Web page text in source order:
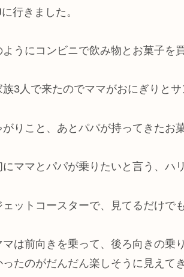
行きました。
ようにコンビニで飲み物とお菓子を
族3人で来たのでママがおにぎりと
がりこと、あとパパが持ってきたお
にママとパパが乗りたいと言う、ハ
ェットコースターで、見てるだけで
マは前向きを乗って、後ろ向きの乗
ったのがだんだん楽しそうに見えて